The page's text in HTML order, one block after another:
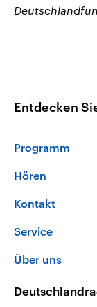
Entdecken
Programm
Programm
Die
Neue
Hören
Livestream
Podcasts
Kontakt
Service
FAQ
Über uns